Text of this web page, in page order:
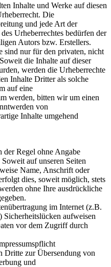
Inhalte und Werke auf diesen
Die
und jede Art der
Urheberrechtes bedürfen der
Autors bzw. Erstellers.
sind nur für den privaten, nicht
die Inhalte auf dieser
werden die Urheberrechte
Inhalte Dritter als solche
auf eine
werden, bitten wir um einen
von
Inhalte umgehend
der Regel ohne Angabe
auf unseren Seiten
Name, Anschrift oder
dies, soweit möglich, stets
ohne Ihre ausdrückliche
im Internet (z.B.
aufweisen
vor dem Zugriff durch
Dritte zur Übersendung von
und